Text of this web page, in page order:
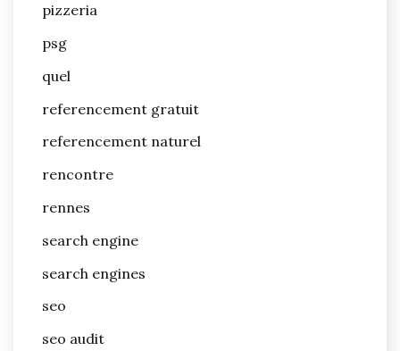
pizzeria
psg
quel
referencement gratuit
referencement naturel
rencontre
rennes
search engine
search engines
seo
seo audit